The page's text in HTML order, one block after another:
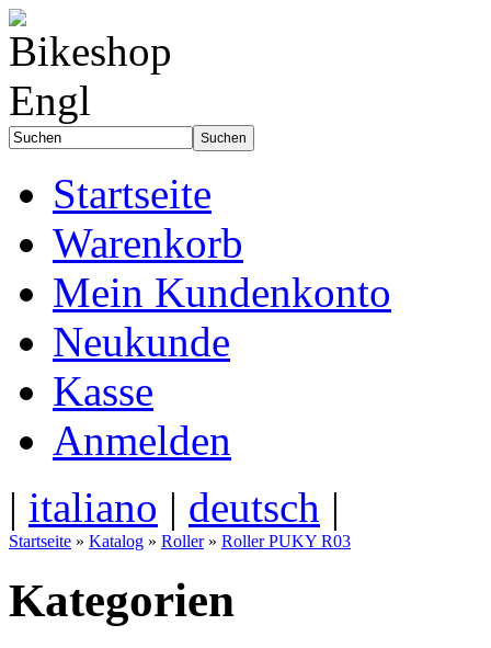
Startseite
Warenkorb
Mein Kundenkonto
Neukunde
Kasse
Anmelden
| italiano | deutsch |
Startseite » Katalog » Roller» Roller PUKY R03
Kategorien